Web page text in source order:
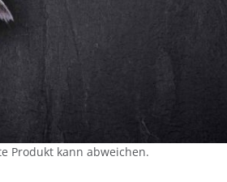
Produkt kann abweichen.